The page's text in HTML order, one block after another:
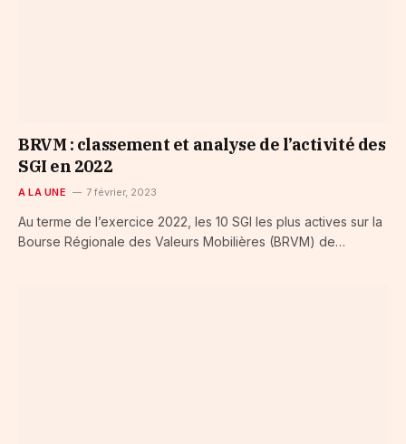
BRVM : classement et analyse de l’activité des
SGI en 2022
A LA UNE 7 février, 2023
Au terme de l’exercice 2022, les 10 SGI les plus actives sur la
Bourse Régionale des Valeurs Mobilières (BRVM) de…